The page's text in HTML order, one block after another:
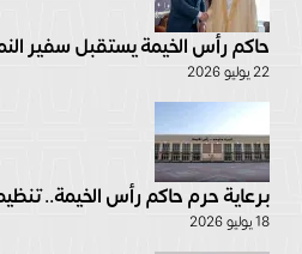
حاكم رأس الخيمة يستقبل سفير
22 يوليو 2026
برعاية حرم حاكم رأس الخيمة..
18 يوليو 2026